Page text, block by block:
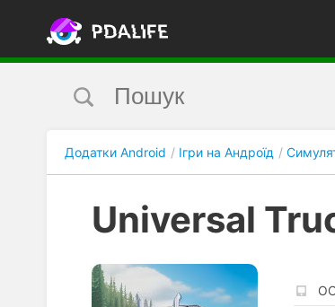
Додатки Android Ігри на Андроїд
Universal